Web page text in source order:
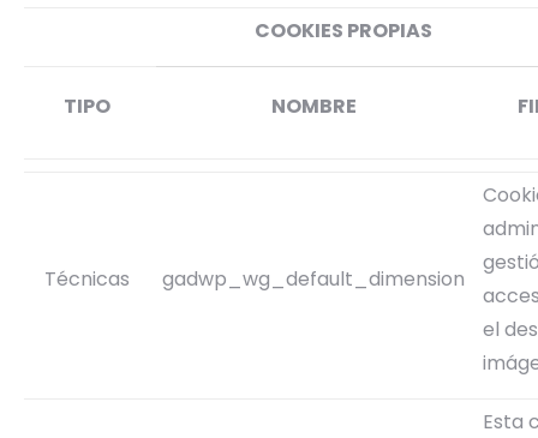
COOKIES PROPIAS
TIPO NOMBRE
Técnicas gadwp_wg_default_dimension
el
Esta